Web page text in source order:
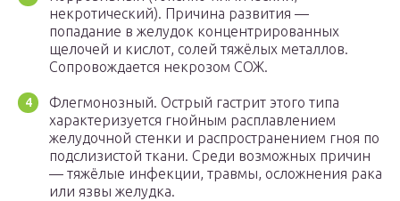
некротический). Причина развития —
попадание в желудок концентрированных
щелочей и кислот, солей тяжёлых металлов.
Сопровождается некрозом СОЖ.
Флегмонозный. Острый гастрит этого типа
характеризуется гнойным расплавлением
желудочной стенки и распространением гноя по
подслизистой ткани. Среди возможных причин
— тяжёлые инфекции, травмы, осложнения рака
или язвы желудка.